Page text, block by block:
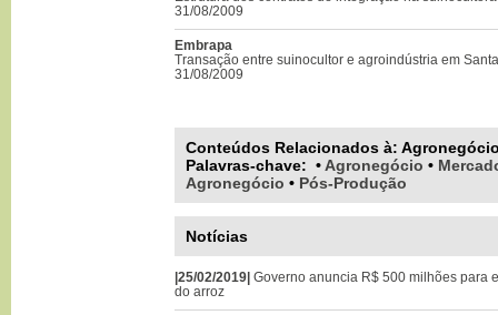
31/08/2009
Embrapa
Transação entre suinocultor e agroindústria em
31/08/2009
Conteúdos Relacionados à:
Palavras-chave: • Agronegócio •
Agronegócio • Pós-Produção
Notícias
|25/02/2019| Governo anuncia R$ 500 milhões para
do arroz